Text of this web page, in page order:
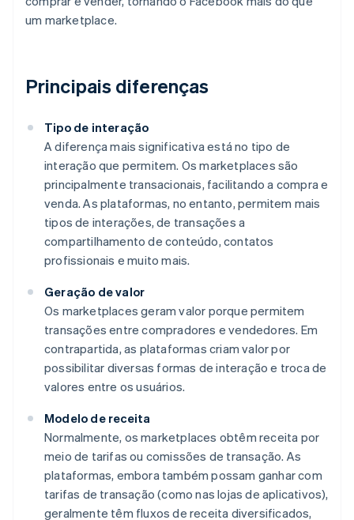
um marketplace.
Principais diferenças
Tipo de interação
A diferença mais significativa está no tipo de
interação que permitem. Os marketplaces são
principalmente transacionais, facilitando a compra e
venda. As plataformas, no entanto, permitem mais
tipos de interações, de transações a
compartilhamento de conteúdo, contatos
profissionais e muito mais.
Geração de valor
Os marketplaces geram valor porque permitem
transações entre compradores e vendedores. Em
contrapartida, as plataformas criam valor por
possibilitar diversas formas de interação e troca de
valores entre os usuários.
Modelo de receita
Normalmente, os marketplaces obtêm receita por
meio de tarifas ou comissões de transação. As
plataformas, embora também possam ganhar com
tarifas de transação (como nas lojas de aplicativos),
geralmente têm fluxos de receita diversificados,